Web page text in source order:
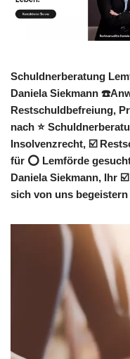
Schuldnerberatung
Daniela Siekmann
Restschuldbefreiung,
nach ⭐
Insolvenzrecht, ☑️
für ⭕ Lemförde
Daniela Siekmann, Ihr
sich von uns